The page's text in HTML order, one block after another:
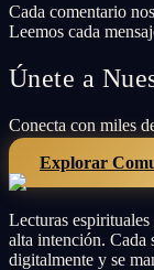
Cada comentario
Leemos cada
Únete a
Conecta con miles
Explorar
Lecturas
alta intención. Cada
digitalmente y se